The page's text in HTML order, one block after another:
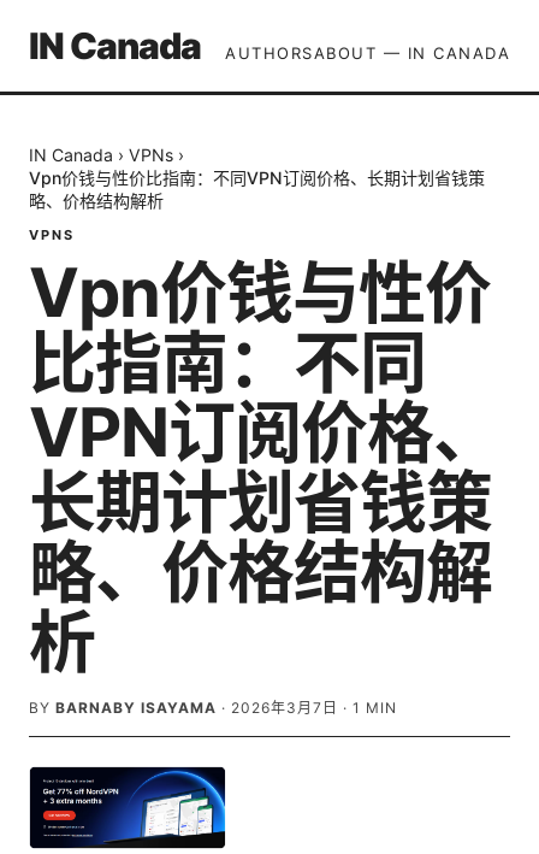
IN Canada AUTHORSABOUT — IN CANADA
IN Canada › VPNs ›
Vpn价钱与性价比指南：不同VPN订阅价格、长期计划省钱策
略、价格结构解析
VPNS
Vpn价钱与性价
比指南：不同
VPN订阅价格、
长期计划省钱策
略、价格结构解
析
BY BARNABY ISAYAMA · 2026年3月7日 · 1 MIN